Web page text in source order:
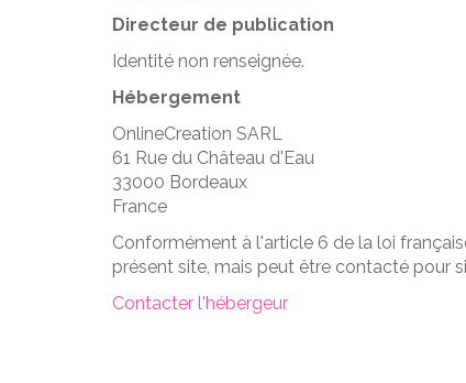
Directeur de publication
Identité non renseignée.
Hébergement
OnlineCreation SARL
61 Rue du Château d'Eau
33000 Bordeaux
France
Conformément à l'article 6 de la loi
présent site, mais peut être contacté pour
Contacter l'hébergeur